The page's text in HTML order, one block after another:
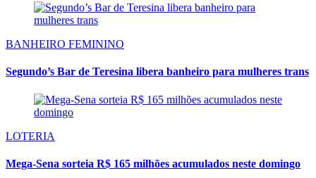
BANHEIRO FEMININO
Segundo’s Bar de Teresina libera banheiro para mulheres trans
LOTERIA
Mega-Sena sorteia R$ 165 milhões acumulados neste domingo